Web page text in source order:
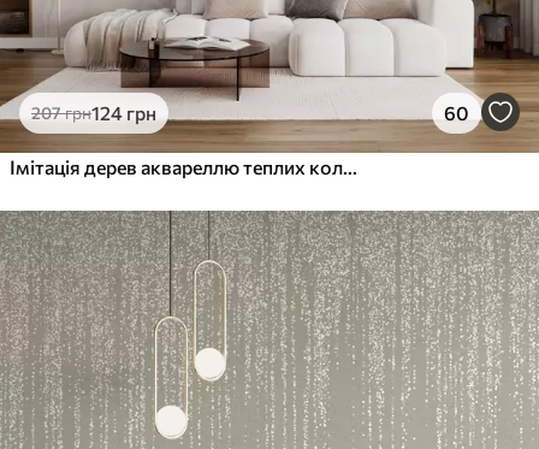
207грн124 грн 60